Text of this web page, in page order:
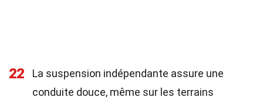
22
La suspension indépendante assure une
conduite douce, même sur les terrains